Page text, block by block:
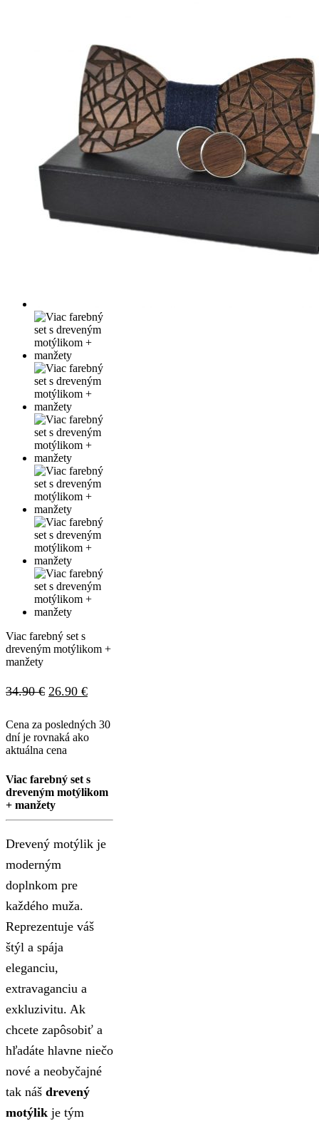
Viac farebný set s
dreveným motýlikom +
manžety
34.90€ Pôvodná
bola:
34.90 €.
26.90 €Aktuálna
je:
Cena za posledných 30
dní je rovnaká ako
aktuálna cena
Viac farebný set s
dreveným motýlikom
+ manžety
Drevený motýlik je
moderným
doplnkom pre
každého muža.
Reprezentuje váš
štýl a spája
eleganciu,
extravaganciu a
exkluzivitu. Ak
chcete zapôsobiť a
hľadáte hlavne niečo
nové a neobyčajné
tak náš drevený
motýlik je tým